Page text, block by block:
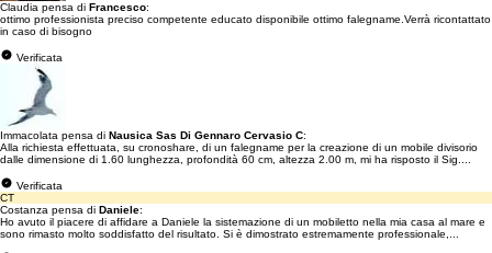
Claudia pensa di Francesco:
ottimo professionista preciso competente educato disponibile ottimo falegname.Verrà ricontattato
in caso di bisogno
Verificata
Immacolata pensa di Nausica Sas Di Gennaro Cervasio C:
Alla richiesta effettuata, su cronoshare, di un falegname per la creazione di un mobile divisorio
dalle dimensione di 1.60 lunghezza, profondità 60 cm, altezza 2.00 m, mi ha risposto il Sig....
Verificata
CT
Costanza pensa di Daniele:
Ho avuto il piacere di affidare a Daniele la sistemazione di un mobiletto nella mia casa al mare e
sono rimasto molto soddisfatto del risultato. Si è dimostrato estremamente professionale,...